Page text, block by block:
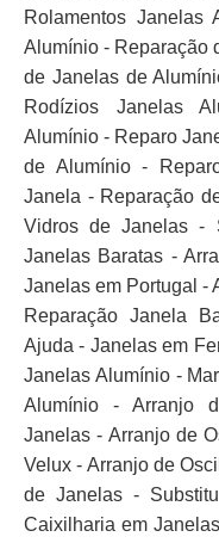
Rolamentos Janelas
Alumínio - Reparação
de Janelas de
Rodízios Janelas
Alumínio - Reparo
de Alumínio -
Janela - Reparação
Vidros de Janelas -
Janelas Baratas -
Janelas em Portugal -
Reparação Janela
Ajuda - Janelas em
Janelas Alumínio -
Alumínio - Arranjo
Janelas - Arranjo de
Velux - Arranjo de
de Janelas -
Caixilharia em